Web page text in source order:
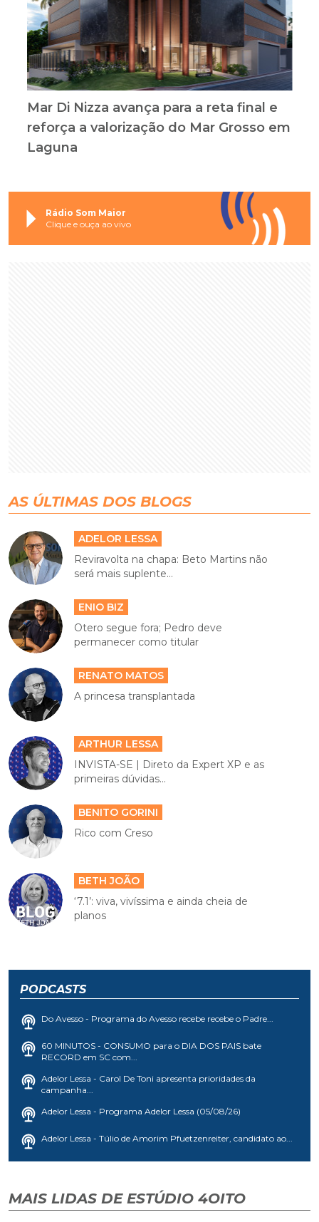
Mar Di Nizza avança para a reta final e
reforça a valorização do Mar Grosso em
Laguna
Rádio Som Maior
Clique e ouça ao vivo
AS ÚLTIMAS DOS BLOGS
ADELOR LESSA
Reviravolta na chapa: Beto Martins não
será mais suplente...
ENIO BIZ
Otero segue fora; Pedro deve
permanecer como titular
RENATO MATOS
A princesa transplantada
ARTHUR LESSA
INVISTA-SE | Direto da Expert XP e as
primeiras dúvidas...
BENITO GORINI
Rico com Creso
BETH JOÃO
‘7.1’: viva, vivíssima e ainda cheia de
planos
PODCASTS
Do Avesso - Programa do Avesso recebe recebe o Padre...
60 MINUTOS - CONSUMO para o DIA DOS PAIS bate
RECORD em SC com...
Adelor Lessa - Carol De Toni apresenta prioridades da
campanha...
Adelor Lessa - Programa Adelor Lessa (05/08/26)
Adelor Lessa - Túlio de Amorim Pfuetzenreiter, candidato ao...
MAIS LIDAS DE ESTÚDIO 4OITO